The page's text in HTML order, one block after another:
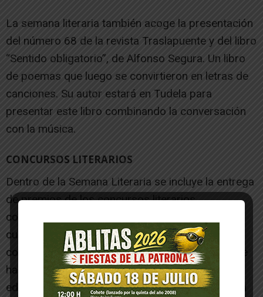
La semana literaria también acoge la presentación
del número 68 de la revista Traslapuente y del libro
“Sentido obligatorio”, de Alfonso Segura. Un libro
de poemas que luego se convirtieron en letras de
canciones. Su autor estará en Tudela para
presentar este libro combinando la conversación
con la música.
CONCURSOS LITERARIOS
Dentro de la Semana Literaria se incluye la entrega
de premios de los concursos literarios
convocados por Tudela-Cultura. La concejal de
cultura ha señalado que este año se ha contado
con una alta participación en todos ellos y que se
ha llegado a las cifras más altas de las últimas
ediciones. El número de trabajos presentados ha